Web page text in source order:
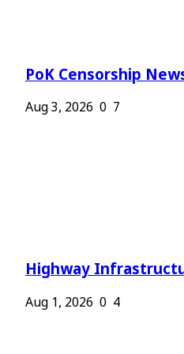
PoK Censorship
Aug 3, 2026 0 7
Highway
Aug 1, 2026 0 4